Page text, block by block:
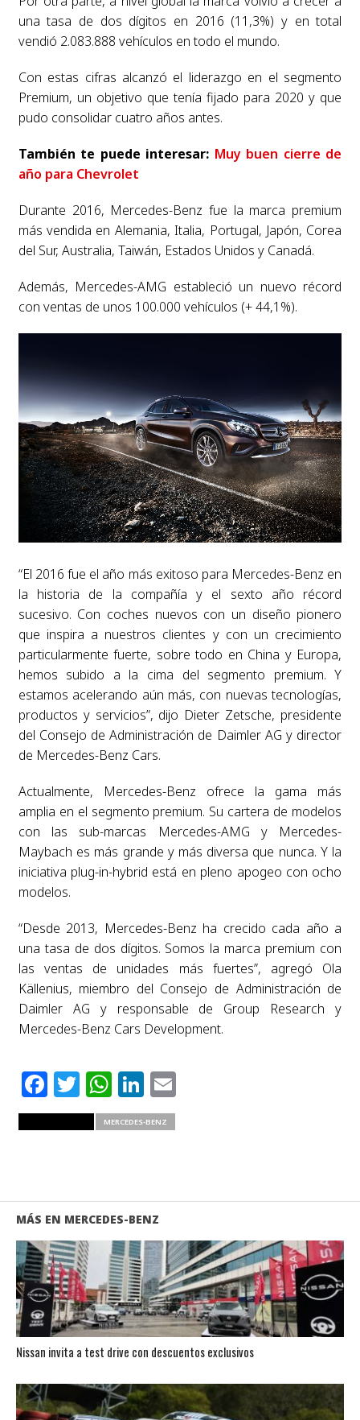
una tasa de dos dígitos en 2016 (11,3%) y en total
vendió 2.083.888 vehículos en todo el mundo.
Con estas cifras alcanzó el liderazgo en el segmento
Premium, un objetivo que tenía fijado para 2020 y que
pudo consolidar cuatro años antes.
También te puede interesar: Muy buen cierre de
año para Chevrolet
Durante 2016, Mercedes-Benz fue la marca premium
más vendida en Alemania, Italia, Portugal, Japón, Corea
del Sur, Australia, Taiwán, Estados Unidos y Canadá.
Además, Mercedes-AMG estableció un nuevo récord
con ventas de unos 100.000 vehículos (+ 44,1%).
“El 2016 fue el año más exitoso para Mercedes-Benz en
la historia de la compañía y el sexto año récord
sucesivo. Con coches nuevos con un diseño pionero
que inspira a nuestros clientes y con un crecimiento
particularmente fuerte, sobre todo en China y Europa,
hemos subido a la cima del segmento premium. Y
estamos acelerando aún más, con nuevas tecnologías,
productos y servicios”, dijo Dieter Zetsche, presidente
del Consejo de Administración de Daimler AG y director
de Mercedes-Benz Cars.
Actualmente, Mercedes-Benz ofrece la gama más
amplia en el segmento premium. Su cartera de modelos
con las sub-marcas Mercedes-AMG y Mercedes-
Maybach es más grande y más diversa que nunca. Y la
iniciativa plug-in-hybrid está en pleno apogeo con ocho
modelos.
“Desde 2013, Mercedes-Benz ha crecido cada año a
una tasa de dos dígitos. Somos la marca premium con
las ventas de unidades más fuertes”, agregó Ola
Källenius, miembro del Consejo de Administración de
Daimler AG y responsable de Group Research y
Mercedes-Benz Cars Development.
Facebook
Twitter
WhatsApp
LinkedIn
Email
MERCEDES-BENZ
MÁS EN MERCEDES-BENZ
Nissan invita a test drive con descuentos exclusivos